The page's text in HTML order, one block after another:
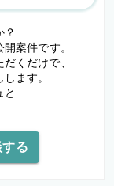
？
案件です。
くだけで、
ます。
と
る